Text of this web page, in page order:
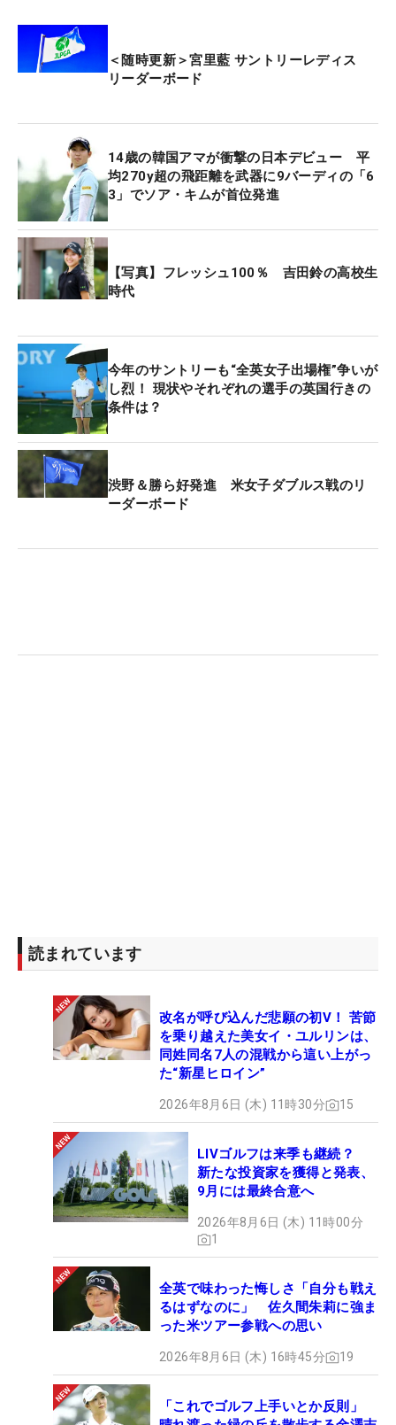
トータル5アンダー・23位タイ。2週連続優勝を狙う
吉田鈴はトータル4アンダー・36位タイにつけてい
今大会は7月30日開幕の海外メジャー「AIG女子オ
ープン」（全英/ロイヤルリザム＆セントアンズ
GC）の予選会を兼ねており、大会上位2人と大会終
了後のメルセデス・ランキング上位3人が出場権を
獲得する。
賞金総額は1億5000万円。優勝者には2700万円が贈
られる。
＜随時更新＞宮里藍 サントリーレディス
リーダーボード
14歳の韓国アマが衝撃の日本デビュー 平
均270y超の飛距離を武器に9バーディの「6
3」でソア・キムが首位発進
【写真】フレッシュ100％ 吉田鈴の高校生
時代
今年のサントリーも“全英女子出場権”争いが
し烈！ 現状やそれぞれの選手の英国行きの
条件は？
渋野＆勝ら好発進 米女子ダブルス戦のリ
ーダーボード
読まれています
改名が呼び込んだ悲願の初V！ 苦節
を乗り越えた美女イ・ユルリンは、
同姓同名7人の混戦から這い上がっ
た“新星ヒロイン”
2026年8月6日 (木) 11時30分 15
LIVゴルフは来季も継続？
新たな投資家を獲得と発表、
9月には最終合意へ
2026年8月6日 (木) 11時00分
1
全英で味わった悔しさ「自分も戦え
るはずなのに」 佐久間朱莉に強ま
った米ツアー参戦への思い
2026年8月6日 (木) 16時45分 19
「これでゴルフ上手いとか反則」